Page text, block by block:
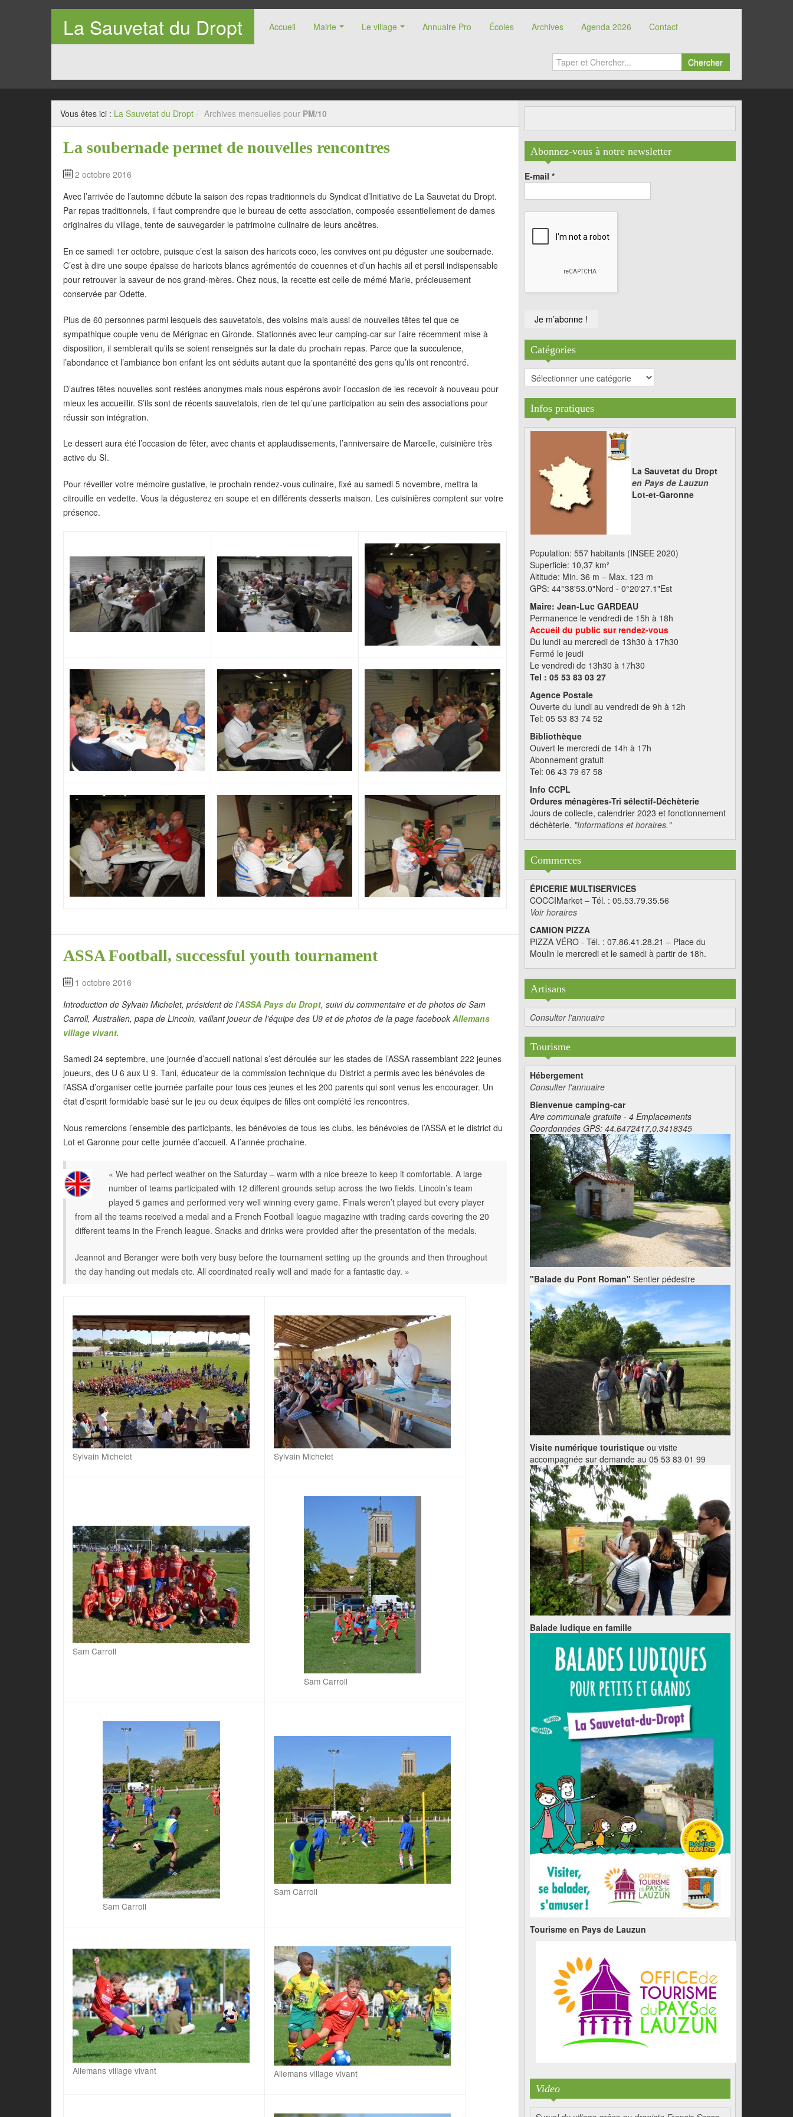
La Sauvetat du Dropt Accueil Mairie Le village Annuaire Pro Écoles Archives Agenda 2026 Contact
Chercher
Vous êtes ici : La Sauvetat du Dropt / Archives mensuelles pour PM/10
La soubernade permet de nouvelles rencontres
2 octobre 2016
Avec l’arrivée de l’automne débute la saison des repas traditionnels du Syndicat d’Initiative de La Sauvetat du Dropt.
Par repas traditionnels, il faut comprendre que le bureau de cette association, composée essentiellement de dames
originaires du village, tente de sauvegarder le patrimoine culinaire de leurs ancêtres.
En ce samedi 1er octobre, puisque c’est la saison des haricots coco, les convives ont pu déguster une soubernade.
C’est à dire une soupe épaisse de haricots blancs agrémentée de couennes et d’un hachis ail et persil indispensable
pour retrouver la saveur de nos grand-mères. Chez nous, la recette est celle de mémé Marie, précieusement
conservée par Odette.
Plus de 60 personnes parmi lesquels des sauvetatois, des voisins mais aussi de nouvelles têtes tel que ce
sympathique couple venu de Mérignac en Gironde. Stationnés avec leur camping-car sur l’aire récemment mise à
disposition, il semblerait qu’ils se soient renseignés sur la date du prochain repas. Parce que la succulence,
l’abondance et l’ambiance bon enfant les ont séduits autant que la spontanéité des gens qu’ils ont rencontré.
D’autres têtes nouvelles sont restées anonymes mais nous espérons avoir l’occasion de les recevoir à nouveau pour
mieux les accueillir. S’ils sont de récents sauvetatois, rien de tel qu’une participation au sein des associations pour
réussir son intégration.
Le dessert aura été l’occasion de fêter, avec chants et applaudissements, l’anniversaire de Marcelle, cuisinière très
active du SI.
Pour réveiller votre mémoire gustative, le prochain rendez-vous culinaire, fixé au samedi 5 novembre, mettra la
citrouille en vedette. Vous la dégusterez en soupe et en différents desserts maison. Les cuisinières comptent sur votre
présence.
ASSA Football, successful youth tournament
1 octobre 2016
Introduction de Sylvain Michelet, président de l’ASSA Pays du Dropt, suivi du commentaire et de photos de Sam
Carroll, Australien, papa de Lincoln, vaillant joueur de l’équipe des U9 et de photos de la page facebook Allemans
village vivant.
Samedi 24 septembre, une journée d’accueil national s’est déroulée sur les stades de l’ASSA rassemblant 222 jeunes
joueurs, des U 6 aux U 9. Tani, éducateur de la commission technique du District a permis avec les bénévoles de
l’ASSA d’organiser cette journée parfaite pour tous ces jeunes et les 200 parents qui sont venus les encourager. Un
état d’esprit formidable basé sur le jeu ou deux équipes de filles ont complété les rencontres.
Nous remercions l’ensemble des participants, les bénévoles de tous les clubs, les bénévoles de l’ASSA et le district du
Lot et Garonne pour cette journée d’accueil. A l’année prochaine.
« We had perfect weather on the Saturday – warm with a nice breeze to keep it comfortable. A large
number of teams participated with 12 different grounds setup across the two fields. Lincoln’s team
played 5 games and performed very well winning every game. Finals weren’t played but every player
from all the teams received a medal and a French Football league magazine with trading cards covering the 20
different teams in the French league. Snacks and drinks were provided after the presentation of the medals.
Jeannot and Beranger were both very busy before the tournament setting up the grounds and then throughout
the day handing out medals etc. All coordinated really well and made for a fantastic day. »
Sylvain Michelet Sylvain Michelet
Sam Carroll
Sam Carroll
Sam Carroll
Sam Carroll
Allemans village vivant Allemans village vivant
Abonnez-vous à notre newsletter
E-mail *
Catégories
Catégories
Infos pratiques
La Sauvetat du Dropt
en Pays de Lauzun
Lot-et-Garonne
Population: 557 habitants (INSEE 2020)
Superficie: 10,37 km²
Altitude: Min. 36 m – Max. 123 m
GPS: 44°38'53.0"Nord - 0°20'27.1"Est
Maire: Jean-Luc GARDEAU
Permanence le vendredi de 15h à 18h
Accueil du public sur rendez-vous
Du lundi au mercredi de 13h30 à 17h30
Fermé le jeudi
Le vendredi de 13h30 à 17h30
Tel : 05 53 83 03 27
Agence Postale
Ouverte du lundi au vendredi de 9h à 12h
Tel: 05 53 83 74 52
Bibliothèque
Ouvert le mercredi de 14h à 17h
Abonnement gratuit
Tel: 06 43 79 67 58
Info CCPL
Ordures ménagères-Tri sélectif-Déchèterie
Jours de collecte, calendrier 2023 et fonctionnement
déchèterie. "Informations et horaires."
Commerces
ÉPICERIE MULTISERVICES
COCCIMarket – Tél. : 05.53.79.35.56
Voir horaires
CAMION PIZZA
PIZZA VÉRO - Tél. : 07.86.41.28.21 – Place du
Moulin le mercredi et le samedi à partir de 18h.
Artisans
Consulter l'annuaire
Tourisme
Hébergement
Consulter l'annuaire
Bienvenue camping-car
Aire communale gratuite - 4 Emplacements
Coordonnées GPS: 44.6472417,0.3418345
"Balade du Pont Roman" Sentier pédestre
Visite numérique touristique ou visite
accompagnée sur demande au 05 53 83 01 99
Balade ludique en famille
Tourisme en Pays de Lauzun
Video